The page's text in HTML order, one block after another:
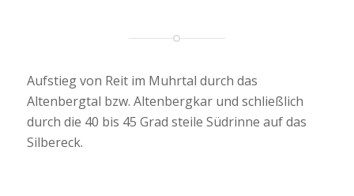
Aufstieg von Reit im Muhrtal durch das
Altenbergtal bzw. Altenbergkar und schließlich
durch die 40 bis 45 Grad steile Südrinne auf das
Silbereck.